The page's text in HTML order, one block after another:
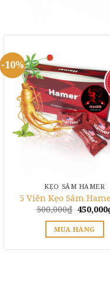
-10%
KẸO SÂM HAMER
5 Viên Kẹo Sâm
500,000₫ Giá
là:
500,000₫.
450,000
MUA HÀNG